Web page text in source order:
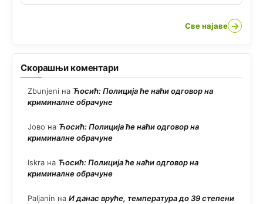
Све најаве →
Скорашњи коментари
Zbunjeni на Ћосић: Полиција ће наћи одговор на
криминалне обрачуне
Јово на Ћосић: Полиција ће наћи одговор на
криминалне обрачуне
Iskra на Ћосић: Полиција ће наћи одговор на
криминалне обрачуне
Paljanin на И данас вруће, температура до 39 степени